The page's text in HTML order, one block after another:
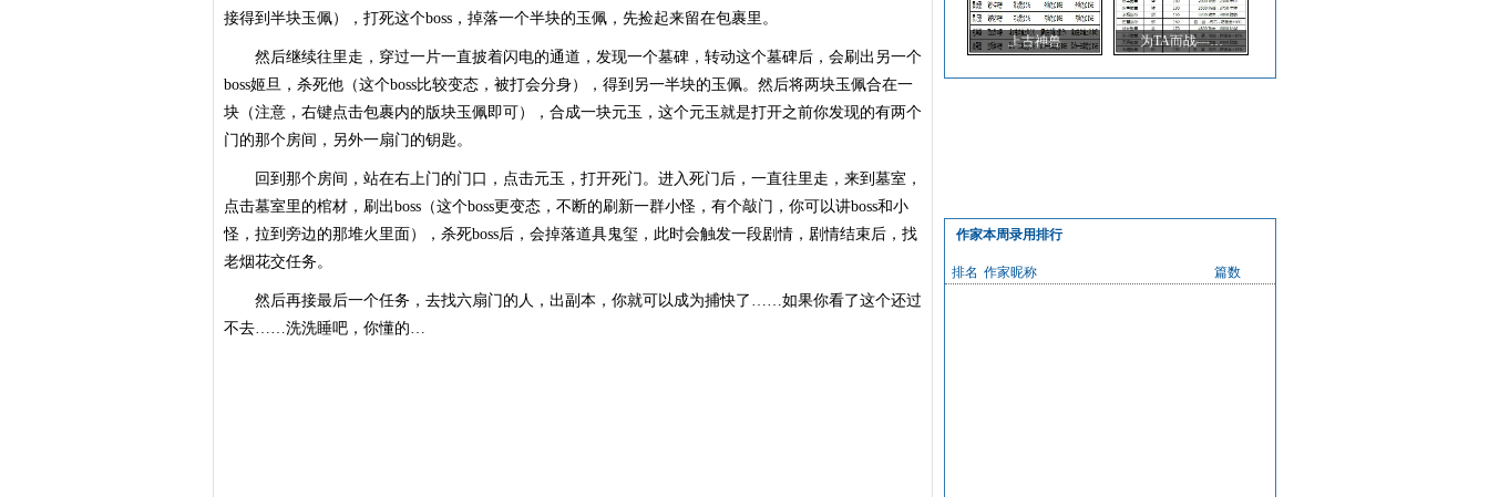
接得到半块玉佩），打死这个boss，掉落一个半块的玉佩，先捡起来留在包裹里。
然后继续往里走，穿过一片一直披着闪电的通道，发现一个墓碑，转动这个墓碑后，会刷出另一个
boss姬旦，杀死他（这个boss比较变态，被打会分身），得到另一半块的玉佩。然后将两块玉佩合在一
块（注意，右键点击包裹内的版块玉佩即可），合成一块元玉，这个元玉就是打开之前你发现的有两个
门的那个房间，另外一扇门的钥匙。
回到那个房间，站在右上门的门口，点击元玉，打开死门。进入死门后，一直往里走，来到墓室，
点击墓室里的棺材，刷出boss（这个boss更变态，不断的刷新一群小怪，有个敲门，你可以讲boss和小
怪，拉到旁边的那堆火里面），杀死boss后，会掉落道具鬼玺，此时会触发一段剧情，剧情结束后，找
老烟花交任务。
然后再接最后一个任务，去找六扇门的人，出副本，你就可以成为捕快了……如果你看了这个还过
不去……洗洗睡吧，你懂的…
上古神兽 为TA而战—…
作家本周录用排行
篇数
排名 作家昵称